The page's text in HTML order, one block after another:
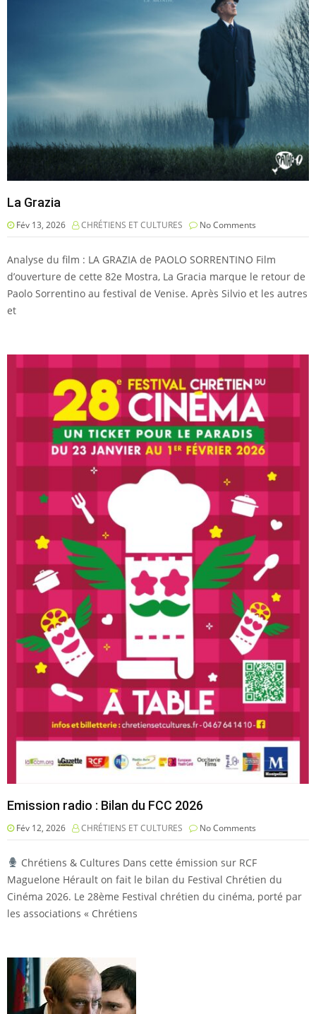
La Grazia
Fév 13, 2026 CHRÉTIENS ET CULTURES No Comments
Analyse du film : LA GRAZIA de PAOLO SORRENTINO Film
d’ouverture de cette 82e Mostra, La Gracia marque le retour de
Paolo Sorrentino au festival de Venise. Après Silvio et les autres
et
Emission radio : Bilan du FCC 2026
Fév 12, 2026 CHRÉTIENS ET CULTURES No Comments
Chrétiens & Cultures Dans cette émission sur RCF
Maguelone Hérault on fait le bilan du Festival Chrétien du
Cinéma 2026. Le 28ème Festival chrétien du cinéma, porté par
les associations « Chrétiens